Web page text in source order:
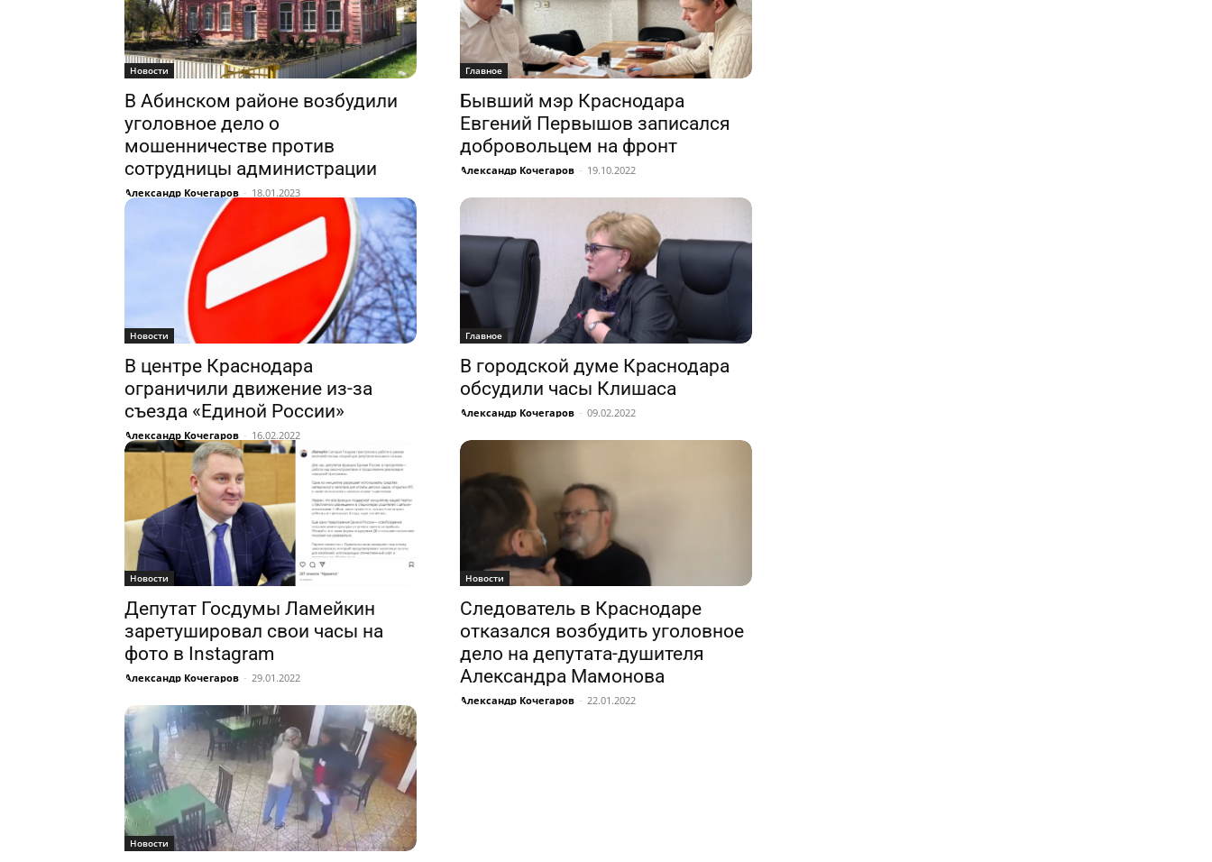
Новости
В Абинском районе возбудили
уголовное дело о
мошенничестве против
сотрудницы администрации
Александр Кочегаров - 18.01.2023
Главное
Бывший мэр Краснодара
Евгений Первышов записался
добровольцем на фронт
Александр Кочегаров - 19.10.2022
Новости
В центре Краснодара
ограничили движение из-за
съезда «Единой России»
Александр Кочегаров - 16.02.2022
Главное
В городской думе Краснодара
обсудили часы Клишаса
Александр Кочегаров - 09.02.2022
Новости
Депутат Госдумы Ламейкин
заретушировал свои часы на
фото в Instagram
Александр Кочегаров - 29.01.2022
Новости
Следователь в Краснодаре
отказался возбудить уголовное
дело на депутата-душителя
Александра Мамонова
Александр Кочегаров - 22.01.2022
Новости